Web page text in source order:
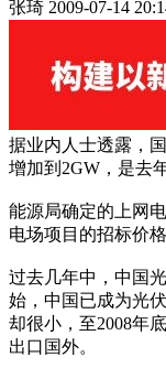
张琦 2009-07-14
据业内人士透露，
增加到2GW，是去
能源局确定的上网
电场项目的招标价格
过去几年中，中国
始，中国已成为光
却很小，至2008年
出口国外。